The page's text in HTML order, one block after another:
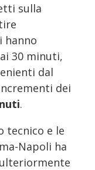
sulla
hanno
30 minuti,
dal
dei
.
tecnico e le
Napoli ha